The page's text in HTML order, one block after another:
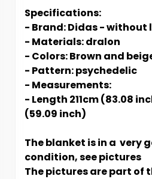
Specifications:
- Brand: Didas - without
- Materials: dralon
- Colors: Brown and
- Pattern: psychedelic
- Measurements:
- Length 211cm (83.08
(59.09 inch)
The blanket is in a very
condition, see pictures
The pictures are part of